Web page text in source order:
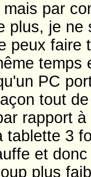
par
plus, je
peux
temps
PC
tout
rapport
tablette 3
et
plus